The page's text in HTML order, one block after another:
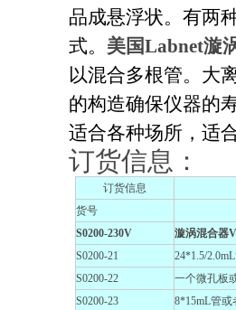
品成悬浮状。有两
式。 美国Labnet漩
以混合多根管。大
的构造确保仪器的
适合各种场所，适
订货信息：
订货信息
货号
S0200-230V
漩涡混合器
S0200-21
24*1.5/
S0200-22
一个微孔板
S0200-23
8*15mL管或